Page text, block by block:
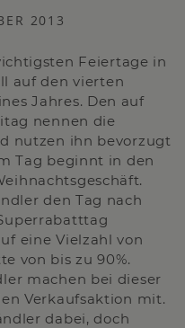
2013
Feiertage in
auf den vierten
Jahres. Den auf
nennen die
nutzen ihn bevorzugt
Tag beginnt in den
den Tag nach
eine Vielzahl von
von bis zu 90%.
machen bei dieser
Verkaufsaktion mit.
dabei, doch